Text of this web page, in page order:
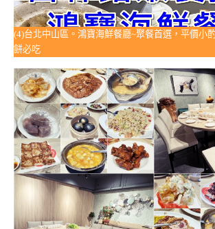
(4)台北中山區。鴻寶海鮮餐廳~聚餐首選，平價小
餅必吃